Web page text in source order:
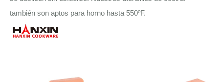
también son aptos para horno hasta 550ºF.